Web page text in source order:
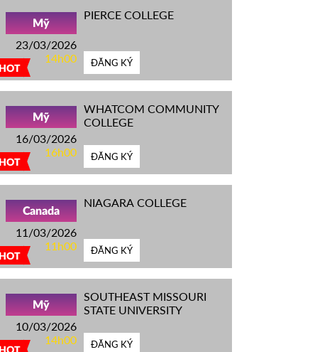
HOT
Mỹ
23/03/2026
14h00
PIERCE COLLEGE
ĐĂNG KÝ
HOT
Mỹ
16/03/2026
16h00
WHATCOM COMMUNITY
COLLEGE
ĐĂNG KÝ
HOT
Canada
11/03/2026
11h00
NIAGARA COLLEGE
ĐĂNG KÝ
Mỹ
10/03/2026
14h00
SOUTHEAST MISSOURI
STATE UNIVERSITY
ĐĂNG KÝ